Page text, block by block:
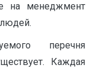
на менеджмент
перечня
Каждая